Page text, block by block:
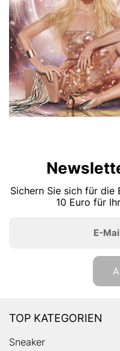
Sichern Sie sich für die
10 Euro für
E-
TOP KATEGORIEN
Sneaker